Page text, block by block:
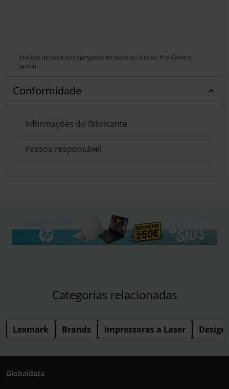
Análises de produtos agregadas de todas as lojas do Pro Gamers
Group.
Conformidade
Informações do fabricante
Pessoa responsável
Categorias relacionadas
Lexmark Brands Impressoras a Laser
Globaldata